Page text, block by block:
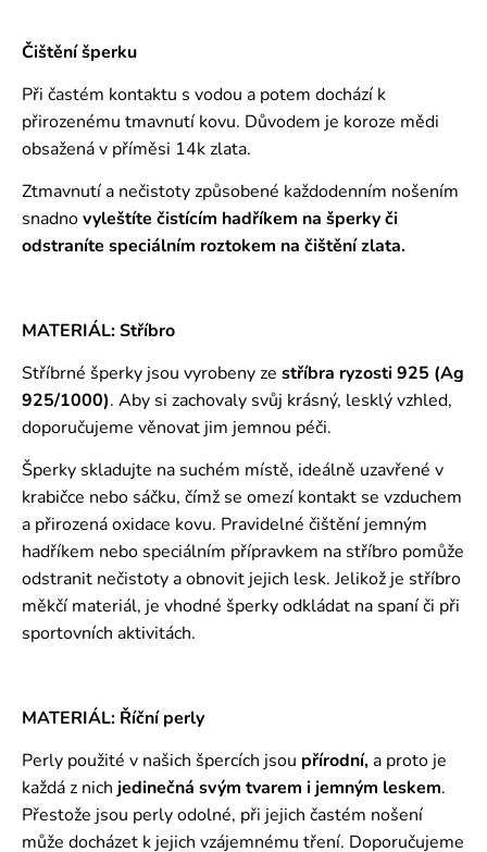
Čištění šperku
Při častém kontaktu s vodou a potem dochází k
přirozenému tmavnutí kovu. Důvodem je koroze mědi
obsažená v příměsi 14k zlata.
Ztmavnutí a nečistoty způsobené každodenním nošením
snadnovyleštíte čistícím hadříkem na šperky či
odstraníte speciálním roztokem na čištění zlata.
MATERIÁL: Stříbro
Stříbrné šperky jsou vyrobeny ze stříbra ryzosti 925 (Ag
925/1000). Aby si zachovaly svůj krásný, lesklý vzhled,
doporučujeme věnovat jim jemnou péči.
Šperky skladujte na suchém místě, ideálně uzavřené v
krabičce nebo sáčku, čímž se omezí kontakt se vzduchem
a přirozená oxidace kovu. Pravidelné čištění jemným
hadříkem nebo speciálním přípravkem na stříbro pomůže
odstranit nečistoty a obnovit jejich lesk. Jelikož je stříbro
měkčí materiál, je vhodné šperky odkládat na spaní či při
sportovních aktivitách.
MATERIÁL: Říční perly
Perly použité v našich špercích jsou přírodní,a proto je
každá z nich jedinečná svým tvarem i jemným leskem.
Přestože jsou perly odolné, při jejich častém nošení
může docházet k jejich vzájemnému tření. Doporučujeme